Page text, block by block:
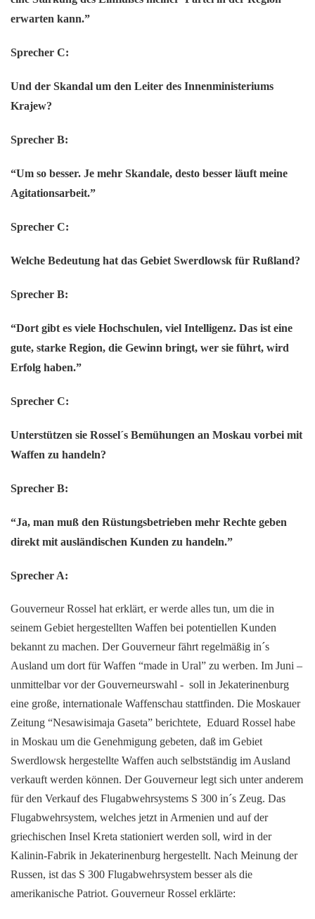
erwarten kann.”
Sprecher C:
Und der Skandal um den Leiter des Innenministeriums
Krajew?
Sprecher B:
“Um so besser. Je mehr Skandale, desto besser läuft meine
Agitationsarbeit.”
Sprecher C:
Welche Bedeutung hat das Gebiet Swerdlowsk für Rußland?
Sprecher B:
“Dort gibt es viele Hochschulen, viel Intelligenz. Das ist eine
gute, starke Region, die Gewinn bringt, wer sie führt, wird
Erfolg haben.”
Sprecher C:
Unterstützen sie Rossel´s Bemühungen an Moskau vorbei mit
Waffen zu handeln?
Sprecher B:
“Ja, man muß den Rüstungsbetrieben mehr Rechte geben
direkt mit ausländischen Kunden zu handeln.”
Sprecher A:
Gouverneur Rossel hat erklärt, er werde alles tun, um die in
seinem Gebiet hergestellten Waffen bei potentiellen Kunden
bekannt zu machen. Der Gouverneur fährt regelmäßig in´s
Ausland um dort für Waffen “made in Ural” zu werben. Im Juni –
unmittelbar vor der Gouverneurswahl - soll in Jekaterinenburg
eine große, internationale Waffenschau stattfinden. Die Moskauer
Zeitung “Nesawisimaja Gaseta” berichtete, Eduard Rossel habe
in Moskau um die Genehmigung gebeten, daß im Gebiet
Swerdlowsk hergestellte Waffen auch selbstständig im Ausland
verkauft werden können. Der Gouverneur legt sich unter anderem
für den Verkauf des Flugabwehrsystems S 300 in´s Zeug. Das
Flugabwehrsystem, welches jetzt in Armenien und auf der
griechischen Insel Kreta stationiert werden soll, wird in der
Kalinin-Fabrik in Jekaterinenburg hergestellt. Nach Meinung der
Russen, ist das S 300 Flugabwehrsystem besser als die
amerikanische Patriot. Gouverneur Rossel erklärte: